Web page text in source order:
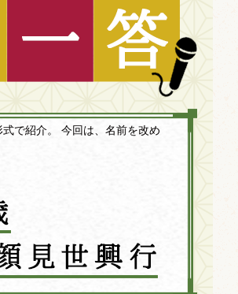
で紹介。 今回は、名前を改め